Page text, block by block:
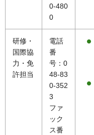
0-480
0
研修・
国際協
力・免
許担当
電話
番
号：0
48-83
0-352
3
ファ
ック
ス番